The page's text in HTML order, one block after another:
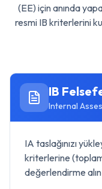
(EE) için anında
resmi IB kriterlerini
IB
Internal
IA taslağınızı
kriterlerine
değerlendirme